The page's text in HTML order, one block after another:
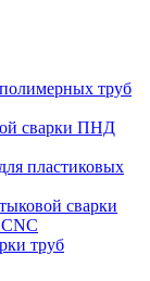
труб
сварки ПНД
пластиковых
сварки
труб